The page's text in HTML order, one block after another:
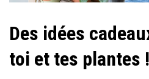
Des idées
toi et tes plantes !